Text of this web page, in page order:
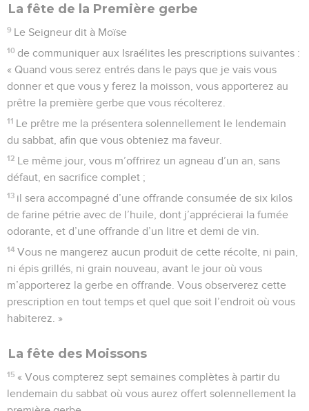
La fête de la Première gerbe
9 Le Seigneur dit à Moïse
10 de communiquer aux Israélites les prescriptions suivantes :
« Quand vous serez entrés dans le pays que je vais vous
donner et que vous y ferez la moisson, vous apporterez au
prêtre la première gerbe que vous récolterez.
11 Le prêtre me la présentera solennellement le lendemain
du sabbat, afin que vous obteniez ma faveur.
12 Le même jour, vous m’offrirez un agneau d’un an, sans
défaut, en sacrifice complet ;
13 il sera accompagné d’une offrande consumée de six kilos
de farine pétrie avec de l’huile, dont j’apprécierai la fumée
odorante, et d’une offrande d’un litre et demi de vin.
14 Vous ne mangerez aucun produit de cette récolte, ni pain,
ni épis grillés, ni grain nouveau, avant le jour où vous
m’apporterez la gerbe en offrande. Vous observerez cette
prescription en tout temps et quel que soit l’endroit où vous
habiterez. »
La fête des Moissons
15 « Vous compterez sept semaines complètes à partir du
lendemain du sabbat où vous aurez offert solennellement la